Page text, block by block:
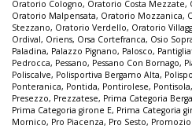
Oratorio Cologno, Oratorio Costa Mezzate,
Oratorio Malpensata, Oratorio Mozzanica,
Stezzano, Oratorio Verdello, Oratorio
Ordival, Oriens, Orsa Cortefranca, Osio
Paladina, Palazzo Pignano, Palosco,
Pedrocca, Pessano, Pessano Con Bornago,
Poliscalve, Polisportiva Bergamo Alta,
Ponteranica, Pontida, Pontirolese, Pontisola,
Presezzo, Prezzatese, Prima Categoria
Prima Categoria girone E, Prima Categoria
Mornico, Pro Piacenza, Pro Sesto,